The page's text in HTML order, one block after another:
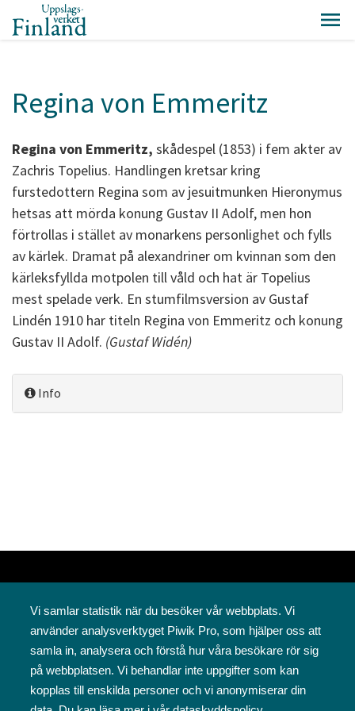
Regina von Emmeritz
Regina von Emmeritz, skådespel (1853) i fem akter av
Zachris Topelius. Handlingen kretsar kring
furstedottern Regina som av jesuitmunken Hieronymus
hetsas att mörda konung Gustav II Adolf, men hon
förtrollas i stället av monarkens personlighet och fylls
av kärlek. Dramat på alexandriner om kvinnan som den
kärleksfyllda motpolen till våld och hat är Topelius
mest spelade verk. En stumfilmsversion av Gustaf
Lindén 1910 har titeln Regina von Emmeritz och konung
Gustav II Adolf. (Gustaf Widén)
Info
Svenska folkskolans vänner rf
Annegatan 12
Vi samlar statistik när du besöker vår webbplats. Vi
använder analysverktyget Piwik Pro, som hjälper oss att
samla in, analysera och förstå hur våra besökare rör sig
på webbplatsen. Vi behandlar inte uppgifter som kan
kopplas till enskilda personer och vi anonymiserar din